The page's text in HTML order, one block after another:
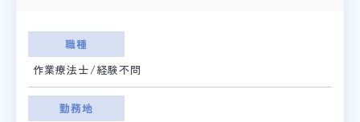
職種
作業療法士/経験不問
勤務地